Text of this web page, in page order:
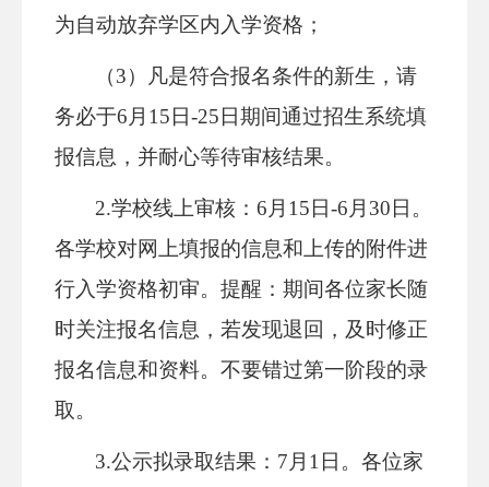
为自动放弃学区内入学资格；
（3） 凡是符合报名条件的新生，请
务必于6月15日-25 日期间通过招生系统填
报信息，并耐心等待审核结果。
2.学校线上审核 ：6月 15 日-6月 30 日 。
各学校对网上填报的信息和上传的附件进
行入学资格初审。 提醒： 期间各位家长随
时关注报名信息，若发现退回，及时修正
报名信息和资料。不要错过第一阶段的录
取。
3.公示拟录取结果： 7 月 1 日。各位家